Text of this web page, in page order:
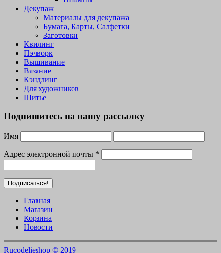
Декупаж
Материалы для декупажа
Бумага, Карты, Салфетки
Заготовки
Квилинг
Пэчворк
Вышивание
Вязание
Кэндлинг
Для художников
Шитье
Подпишитесь на нашу рассылку
Имя
Адрес электронной почты *
Главная
Магазин
Корзина
Новости
Rucodelieshop © 2019